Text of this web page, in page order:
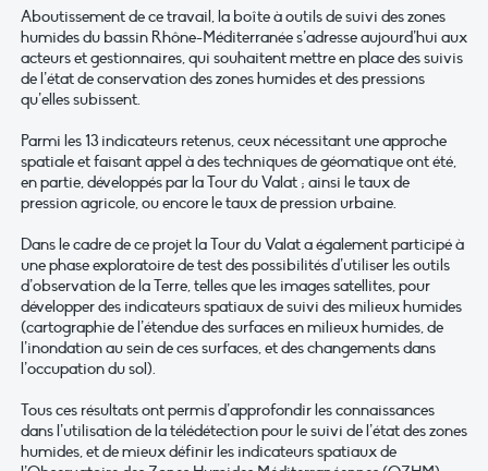
Aboutissement de ce travail, la boîte à outils de suivi des zones
humides du bassin Rhône-Méditerranée s’adresse aujourd’hui aux
acteurs et gestionnaires, qui souhaitent mettre en place des suivis
de l’état de conservation des zones humides et des pressions
qu’elles subissent.
Parmi les 13 indicateurs retenus, ceux nécessitant une approche
spatiale et faisant appel à des techniques de géomatique ont été,
en partie, développés par la Tour du Valat ; ainsi le taux de
pression agricole, ou encore le taux de pression urbaine.
Dans le cadre de ce projet la Tour du Valat a également participé à
une phase exploratoire de test des possibilités d’utiliser les outils
d’observation de la Terre, telles que les images satellites, pour
développer des indicateurs spatiaux de suivi des milieux humides
(cartographie de l’étendue des surfaces en milieux humides, de
l’inondation au sein de ces surfaces, et des changements dans
l’occupation du sol).
Tous ces résultats ont permis d’approfondir les connaissances
dans l’utilisation de la télédétection pour le suivi de l’état des zones
humides, et de mieux définir les indicateurs spatiaux de